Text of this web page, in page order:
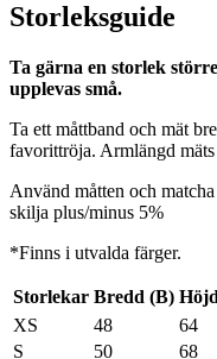
Storleksguide
Ta gärna en storlek
upplevas små.
Ta ett måttband och mät
favorittröja. Armlängd
Använd måtten och
skilja plus/minus 5%
*Finns i utvalda färger.
Storlekar Bredd (B)
XS
48 64
S
50 68